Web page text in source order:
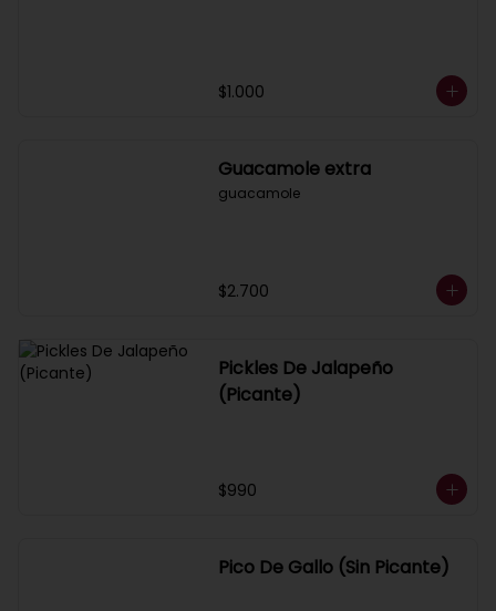
$1.000
Guacamole extra
guacamole
$2.700
Pickles De Jalapeño
(Picante)
$990
Pico De Gallo (Sin Picante)